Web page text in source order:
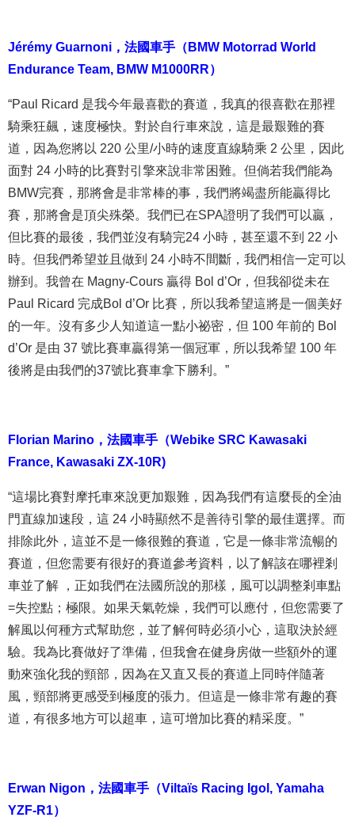
Jérémy Guarnoni ， 法國車手（ BMW Motorrad World
Endurance Team, BMW M1000RR）
“Paul Ricard 是我今年最喜歡的賽道，我真的很喜歡在那裡
騎乘狂飆，速度極快。對於自行車來說，這是最艱難的賽
道，因為您將以 220 公里/小時的速度直線騎乘 2 公里，因此
面對 24 小時的比賽對引擎來說非常困難。但倘若我們能為
BMW完賽，那將會是非常棒的事，我們將竭盡所能贏得比
賽，那將會是頂尖殊榮。我們已在SPA證明了我們可以贏，
但比賽的最後，我們並沒有騎完24 小時，甚至還不到 22 小
時。但我們希望並且做到 24 小時不間斷，我們相信一定可以
辦到。我曾在 Magny-Cours 贏得 Bol d’Or，但我卻從未在
Paul Ricard 完成Bol d’Or 比賽，所以我希望這將是一個美好
的一年。沒有多少人知道這一點小祕密，但 100 年前的 Bol
d’Or 是由 37 號比賽車贏得第一個冠軍，所以我希望 100 年
後將是由我們的37號比賽車拿下勝利。”
Florian Marino ， 法國車手（Webike SRC Kawasaki
France, Kawasaki ZX-10R)
“這場比賽對摩托車來說更加艱難，因為我們有這麼長的全油
門直線加速段，這 24 小時顯然不是善待引擎的最佳選擇。而
排除此外，這並不是一條很難的賽道，它是一條非常流暢的
賽道，但您需要有很好的賽道參考資料，以了解該在哪裡剎
車並了解
，正如我們在法國所說的那樣，風可以調整剎車點
=失控點；極限。如果天氣乾燥，我們可以應付，但您需要了
解風以何種方式幫助您，並了解何時必須小心，這取決於經
驗。我為比賽做好了準備，但我會在健身房做一些額外的運
動來強化我的頸部，因為在又直又長的賽道上同時伴隨著
風，頸部將更感受到極度的張力。但這是一條非常有趣的賽
道，有很多地方可以超車，這可增加比賽的精采度。”
Erwan Nigon ， 法國車手（Viltaïs Racing Igol, Yamaha
YZF-R1）